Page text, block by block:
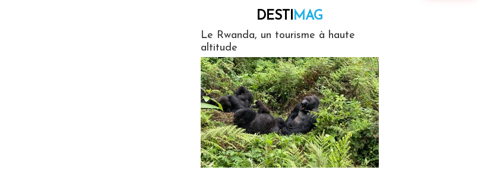
DESTIMAG
Le Rwanda, un tourisme à haute
altitude